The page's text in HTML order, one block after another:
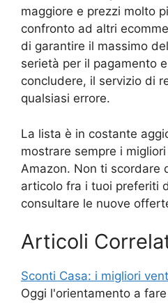
maggiore e prezzi molto
confronto ad altri
di garantire il massimo
serietà per il pagamento
concludere, il servizio di
qualsiasi errore.
La lista è in costante
mostrare sempre i
Amazon. Non ti scordare
articolo fra i tuoi preferiti
consultare le nuove
Articoli
Sconti Casa: i migliori
Oggi l'orientamento a